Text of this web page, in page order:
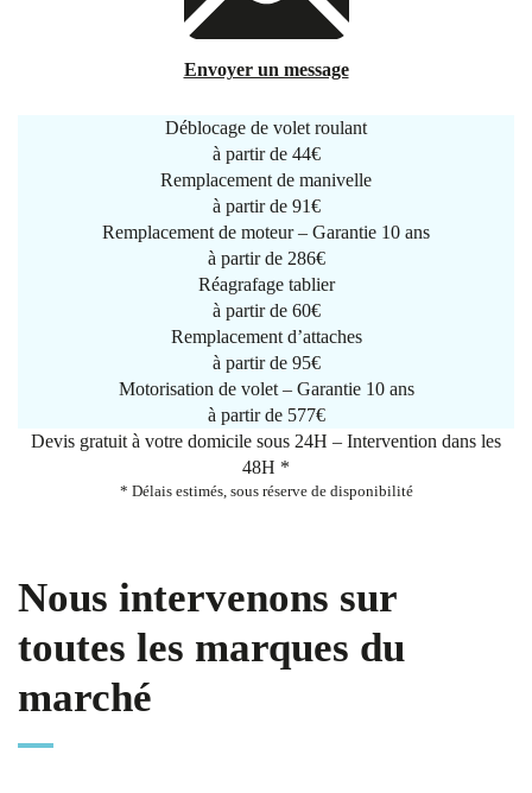
Envoyer un message
Déblocage de volet roulant
à partir de 44€
Remplacement de manivelle
à partir de 91€
Remplacement de moteur – Garantie 10 ans
à partir de 286€
Réagrafage tablier
à partir de 60€
Remplacement d’attaches
à partir de 95€
Motorisation de volet – Garantie 10 ans
à partir de 577€
Devis gratuit à votre domicile sous 24H – Intervention dans les
48H *
* Délais estimés, sous réserve de disponibilité
Nous intervenons sur
toutes les marques du
marché